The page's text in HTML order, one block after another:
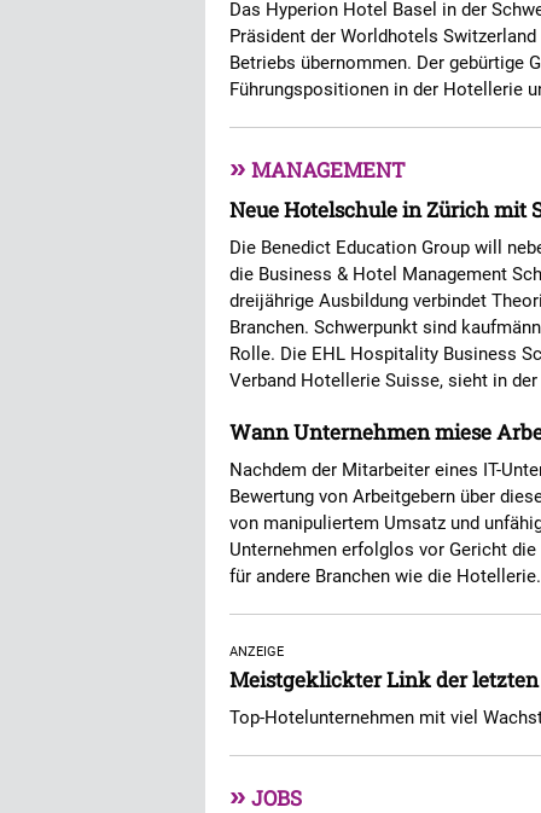
Das Hyperion Hotel Basel in der
Präsident der Worldhotels
Betriebs übernommen. Der gebürtige
Führungspositionen in der Hotellerie
» MANAGEMENT
Neue Hotelschule in Zürich mit
Die Benedict Education Group will
die Business & Hotel Management
dreijährige Ausbildung verbindet
Branchen. Schwerpunkt sind
Rolle. Die EHL Hospitality Business
Verband Hotellerie Suisse, sieht in
Wann Unternehmen miese
Nachdem der Mitarbeiter eines IT-
Bewertung von Arbeitgebern über
von manipuliertem Umsatz und
Unternehmen erfolglos vor Gericht
für andere Branchen wie die
ANZEIGE
Meistgeklickter Link der letzten
Top-Hotelunternehmen mit viel
» JOBS